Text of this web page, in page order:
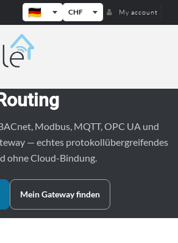
CHF My account
Weble — Industrielle IoT-Gateways
Modbus, MQTT, OPC UA und
— echtes protokollübergreifendes
ohne Cloud-Bindung.
Mein Gateway finden